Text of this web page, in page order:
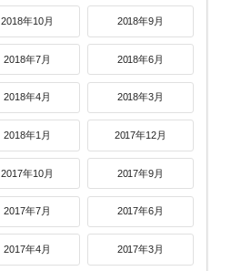
2018年10月 2018年9月
2018年7月 2018年6月
2018年4月 2018年3月
2018年1月 2017年12月
2017年10月 2017年9月
2017年7月 2017年6月
2017年4月 2017年3月